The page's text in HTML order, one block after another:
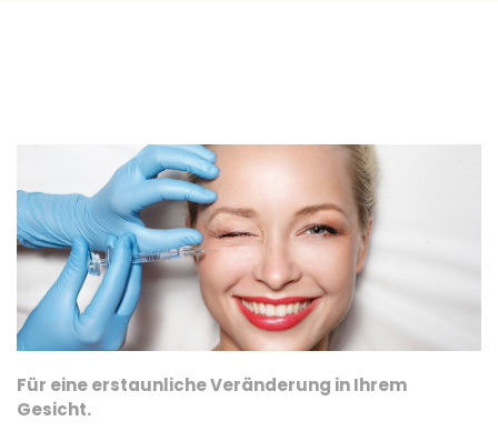
Für eine erstaunliche Veränderung in Ihrem
Gesicht.